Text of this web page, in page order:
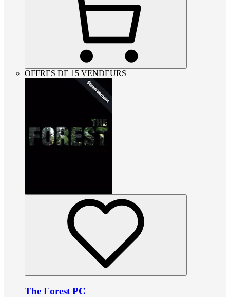
OFFRES DE 15 VENDEURS
The Forest PC